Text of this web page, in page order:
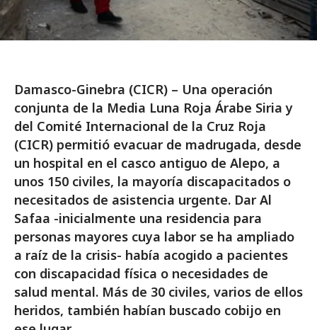
Damasco-Ginebra (CICR) – Una operación
conjunta de la Media Luna Roja Árabe Siria y
del Comité Internacional de la Cruz Roja
(CICR) permitió evacuar de madrugada, desde
un hospital en el casco antiguo de Alepo, a
unos 150 civiles, la mayoría discapacitados o
necesitados de asistencia urgente. Dar Al
Safaa -inicialmente una residencia para
personas mayores cuya labor se ha ampliado
a raíz de la crisis- había acogido a pacientes
con discapacidad física o necesidades de
salud mental. Más de 30 civiles, varios de ellos
heridos, también habían buscado cobijo en